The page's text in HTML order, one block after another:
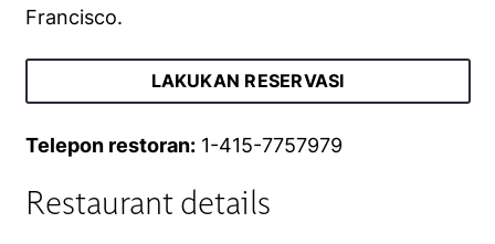
Francisco.
LAKUKAN RESERVASI
Telepon restoran:1-415-7757979
Restaurant details